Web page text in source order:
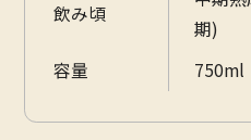
飲み頃
期)
容量
750ml